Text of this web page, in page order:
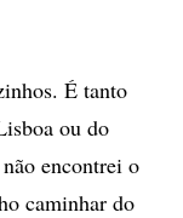
É tanto
ou do
encontrei o
caminhar do